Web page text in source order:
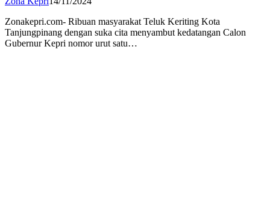
Zonakepri.com- Ribuan masyarakat Teluk Keriting Kota
Tanjungpinang dengan suka cita menyambut kedatangan Calon
Gubernur Kepri nomor urut satu…